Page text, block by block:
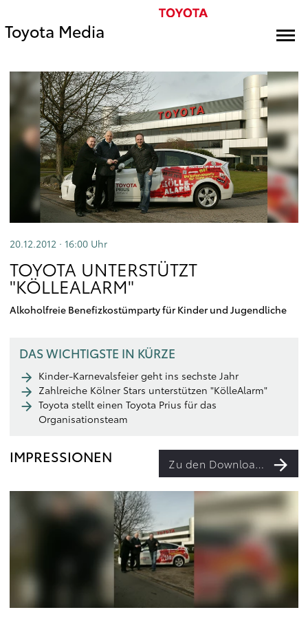
Toyota Media
20.12.2012 · 16:00 Uhr
TOYOTA UNTERSTÜTZT
"KÖLLEALARM"
Alkoholfreie Benefizkostümparty für Kinder und Jugendliche
DAS WICHTIGSTE IN KÜRZE
Kinder-Karnevalsfeier geht ins sechste Jahr
Zahlreiche Kölner Stars unterstützen "KölleAlarm"
Toyota stellt einen Toyota Prius für das
Organisationsteam
IMPRESSIONEN Zu den Downloads